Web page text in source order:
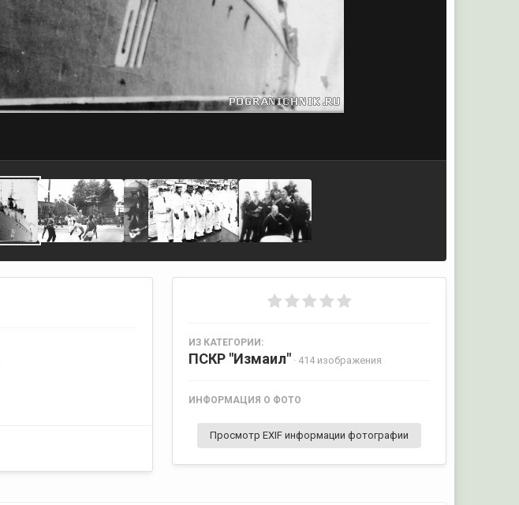
ИЗ КАТЕГОРИИ:
ПСКР "Измаил" · 414 изображения
ИНФОРМАЦИЯ О ФОТО
Просмотр EXIF информации фотографии